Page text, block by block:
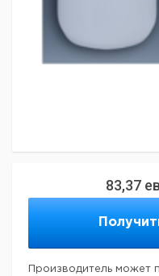
83,37
Производитель может